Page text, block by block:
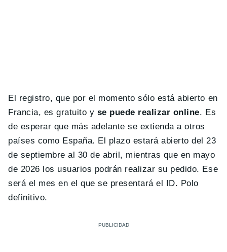
El registro, que por el momento sólo está abierto en
Francia, es gratuito y se puede realizar online. Es
de esperar que más adelante se extienda a otros
países como España. El plazo estará abierto del 23
de septiembre al 30 de abril, mientras que en mayo
de 2026 los usuarios podrán realizar su pedido. Ese
será el mes en el que se presentará el ID. Polo
definitivo.